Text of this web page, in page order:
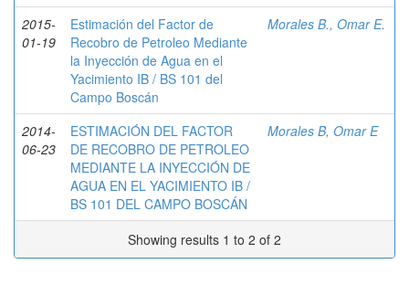
2015-
01-19
Estimación del Factor de
Recobro de Petroleo Mediante
la Inyección de Agua en el
Yacimiento IB / BS 101 del
Campo Boscán
Morales B., Omar E.
2014-
06-23
ESTIMACIÓN DEL FACTOR
DE RECOBRO DE PETROLEO
MEDIANTE LA INYECCIÓN DE
AGUA EN EL YACIMIENTO IB /
BS 101 DEL CAMPO BOSCÁN
Morales B, Omar E
Showing results 1 to 2 of 2